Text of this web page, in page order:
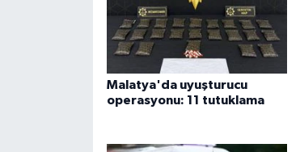
Malatya'da uyuşturucu
operasyonu: 11 tutuklama